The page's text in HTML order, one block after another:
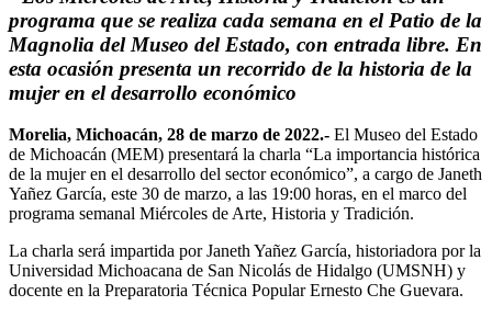
programa que se realiza cada semana en el Patio de la
Magnolia del Museo del Estado, con entrada libre. En
esta ocasión presenta un recorrido de la historia de la
mujer en el desarrollo económico
Morelia, Michoacán, 28 de marzo de 2022.- El Museo del Estado
de Michoacán (MEM) presentará la charla “La importancia histórica
de la mujer en el desarrollo del sector económico”, a cargo de Janeth
Yañez García, este 30 de marzo, a las 19:00 horas, en el marco del
programa semanal Miércoles de Arte, Historia y Tradición.
La charla será impartida por Janeth Yañez García, historiadora por la
Universidad Michoacana de San Nicolás de Hidalgo (UMSNH) y
docente en la Preparatoria Técnica Popular Ernesto Che Guevara.